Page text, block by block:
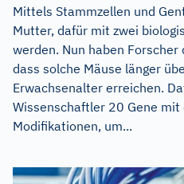
Mittels Stammzellen und
Mutter, dafür mit zwei
werden. Nun haben
dass solche Mäuse länger
Erwachsenalter erreichen.
Wissenschaftler 20 Gene mit
Modifikationen, um...